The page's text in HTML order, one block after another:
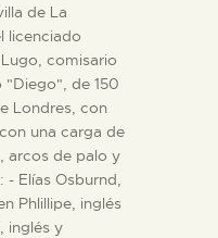
de La
licenciado
comisario
"Diego", de 150
Londres, con
una carga de
arcos de palo y
- Elías Osburnd,
Phlillipe, inglés
inglés y